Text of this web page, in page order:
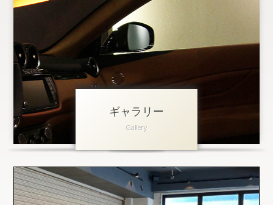
ニュース
ギャラリー
アクセス
会社概要
お問い合わせ 個人情報保護方針
ギャラリー
Gallery